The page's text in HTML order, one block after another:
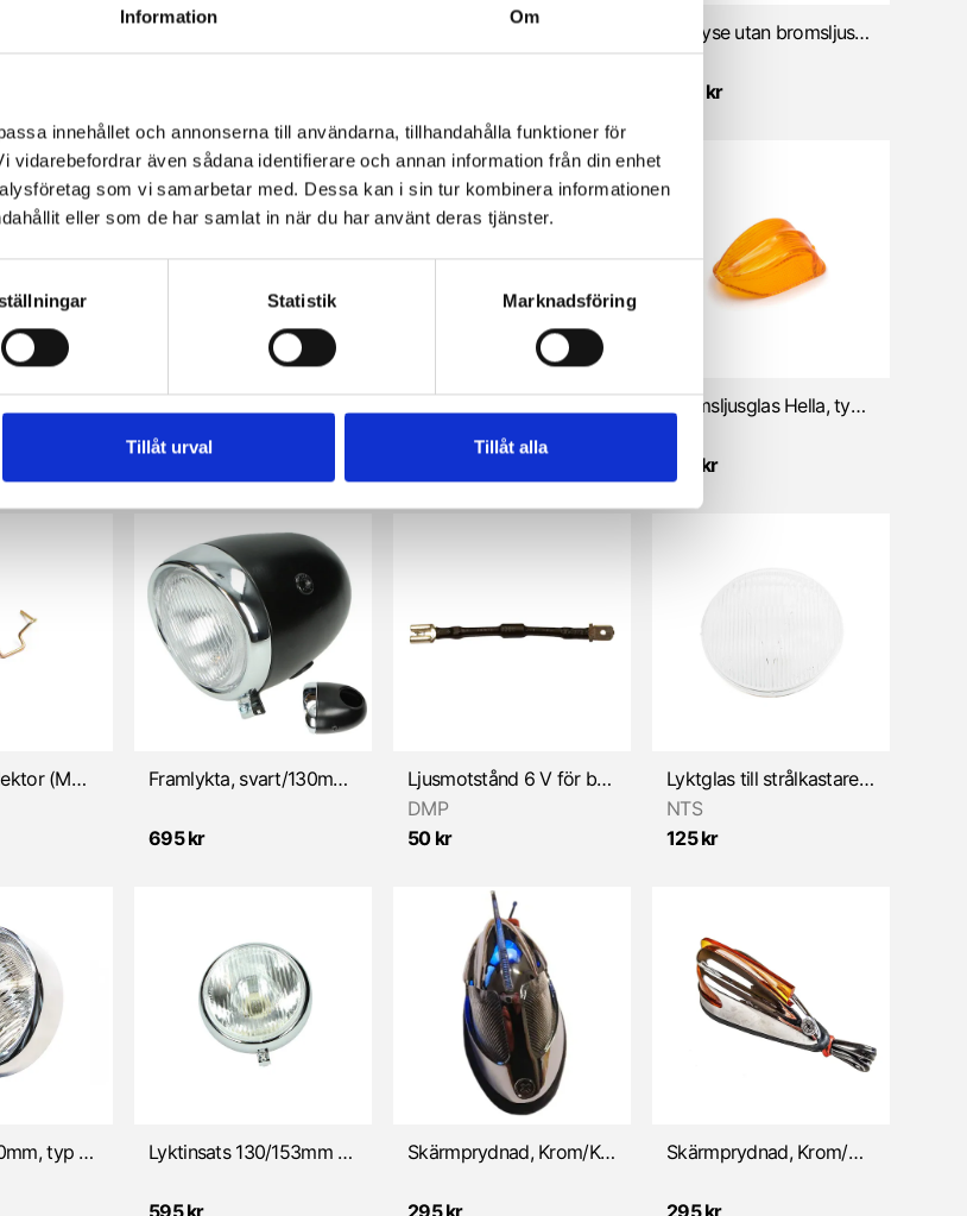
Information Om
innehållet och annonserna till användarna, tillhandahålla funktioner för
även sådana identifierare och annan information från din enhet
som vi samarbetar med. Dessa kan i sin tur kombinera informationen
eller som de har samlat in när du har använt deras tjänster.
Statistik Marknadsföring
Tillåt urval Tillåt alla
Baklyse utan bromsljusglas, typ Hella (Universal)
495 kr
Bromsljusglas Hella, typ Stor
175 kr
Fjäder för reflektor (MCB/Universal)
Framlykta, svart/130mm "Bullet" (Puch/Universal)
695 kr
Ljusmotstånd 6 V för bakljus
DMP
50 kr
Lyktglas till strålkastare 560777
NTS
125 kr
Lyktinsats 100mm, typ Hella (MCB/Zundapp) Lyktinsats 130/153mm BA20D (DBS/Zündapp)
595 kr
Skärmprydnad, Krom/Klar (Universal)
295 kr
Skärmprydnad, Krom/Orange (Universal)
295 kr